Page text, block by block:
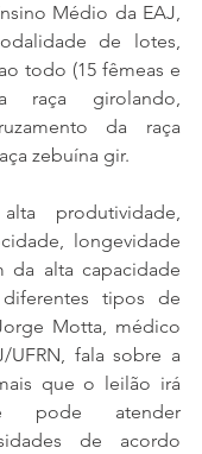
Médio da EAJ,
de lotes,
todo (15 fêmeas e
raça girolando,
da raça
zebuína gir.
produtividade,
longevidade
da alta capacidade
tipos de
Motta, médico
UFRN, fala sobre a
que o leilão irá
pode atender
de acordo